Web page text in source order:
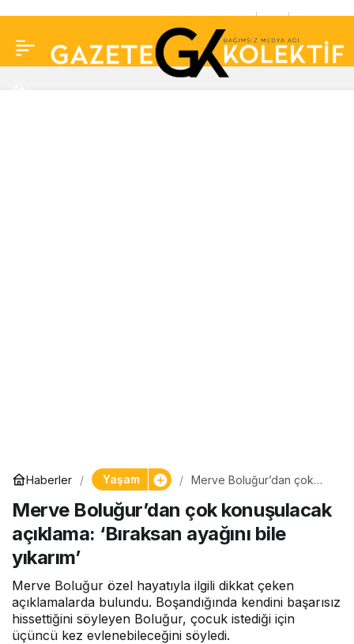
Haberler Yaşam
Merve Boluğur’dan çok
‘Bıraksan ayağını bile
yıkarım’
Merve Boluğur’dan çok konuşulacak
açıklama: ‘Bıraksan ayağını bile
yıkarım’
Merve Boluğur özel hayatıyla ilgili dikkat çeken
açıklamalarda bulundu. Boşandığında kendini başarısız
hissettiğini söyleyen Boluğur, çocuk istediği için
üçüncü kez evlenebileceğini söyledi.
Tuba Ünsal’dan destek: